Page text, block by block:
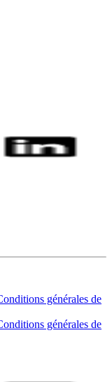
générales de
générales de